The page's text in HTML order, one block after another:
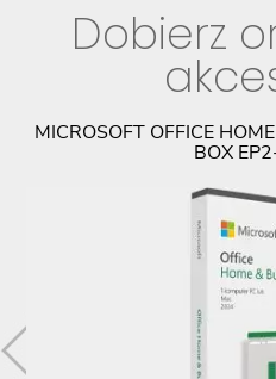
Dobierz
MICROSOFT OFFICE
BOX